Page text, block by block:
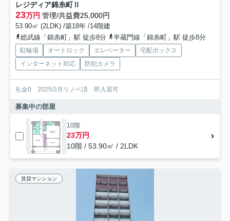
レジディア錦糸町Ⅱ
23万円 管理/共益費25,000円
53.90㎡ (2LDK) /築18年 /14階建
総武線「錦糸町」駅 徒歩8分
半蔵門線「錦糸町」駅 徒歩8分
駐輪場 オートロック エレベーター
宅配ボックス
インターネット対応
防犯カメラ
礼金0 2025/3月リノベ済 即入居可
募集中の部屋
10階
23万円
10階 / 53.90㎡ / 2LDK
賃貸マンション